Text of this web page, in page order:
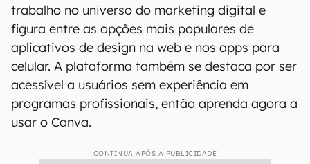
trabalho no universo do marketing digital e
figura entre as opções mais populares de
aplicativos de design na web e nos apps para
celular. A plataforma também se destaca por ser
acessível a usuários sem experiência em
programas profissionais, então aprenda agora a
usar o Canva.
CONTINUA APÓS A PUBLICIDADE